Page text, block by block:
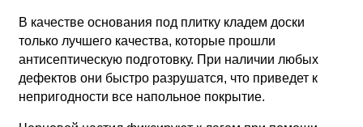
В качестве основания под плитку кладем доски
только лучшего качества, которые прошли
антисептическую подготовку. При наличии любых
дефектов они быстро разрушатся, что приведет к
непригодности все напольное покрытие.